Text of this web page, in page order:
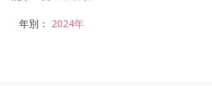
年別： 2024年